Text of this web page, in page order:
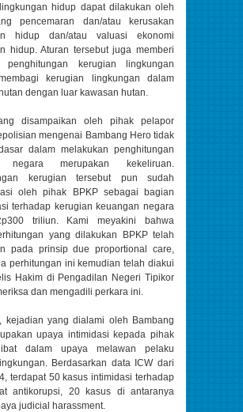
hidup dapat dilakukan oleh
pencemaran dan/atau kerusakan
hidup dan/atau valuasi ekonomi
hidup. Aturan tersebut juga memberi
penghitungan kerugian lingkungan
kerugian lingkungan dalam
dengan luar kawasan hutan.
disampaikan oleh pihak pelapor
mengenai Bambang Hero tidak
dalam melakukan penghitungan
negara merupakan kekeliruan.
kerugian tersebut pun sudah
oleh pihak BPKP sebagai bagian
terhadap kerugian keuangan negara
triliun. Kami meyakini bahwa
yang dilakukan BPKP telah
pada prinsip due proportional care,
perhitungan ini kemudian telah diakui
Hakim di Pengadilan Negeri Tipikor
dan mengadili perkara ini.
kejadian yang dialami oleh Bambang
upaya intimidasi kepada pihak
dalam upaya melawan pelaku
Berdasarkan data ICW dari
terdapat 50 kasus intimidasi terhadap
antikorupsi, 20 kasus di antaranya
judicial harassment.